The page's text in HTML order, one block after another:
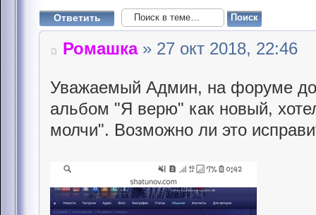
Ответить
Ромашка» 27 окт 2018, 22:46
Уважаемый Админ, на форуме до
альбом "Я верю" как новый,
молчи". Возможно ли это